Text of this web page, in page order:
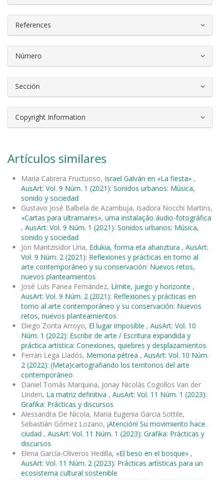
References
Número
Sección
Copyright Information
Artículos similares
María Cabrera Fructuoso, Israel Galván en «La fiesta» ,
AusArt: Vol. 9 Núm. 1 (2021): Sonidos urbanos: Música,
sonido y sociedad
Gustavo José Balbela de Azambuja, Isadora Nocchi Martins,
«Cartas para ultramares», uma instalação áudio-fotográfica
, AusArt: Vol. 9 Núm. 1 (2021): Sonidos urbanos: Música,
sonido y sociedad
Jon Mantzisidor Uria, Edukia, forma eta ahanztura , AusArt:
Vol. 9 Núm. 2 (2021): Reflexiones y prácticas en torno al
arte contemporáneo y su conservación: Nuevos retos,
nuevos planteamientos
José Luis Panea Fernández, Límite, juego y horizonte ,
AusArt: Vol. 9 Núm. 2 (2021): Reflexiones y prácticas en
torno al arte contemporáneo y su conservación: Nuevos
retos, nuevos planteamientos
Diego Zorita Arroyo, El lugar imposible , AusArt: Vol. 10
Núm. 1 (2022): Escribir de arte / Escritura expandida y
práctica artística: Conexiones, quiebres y desplazamientos
Ferran Lega Lladós, Memoria pétrea , AusArt: Vol. 10 Núm.
2 (2022): (Meta)cartografiando los territorios del arte
contemporáneo
Daniel Tomás Marquina, Jonay Nicolás Cogollos Van der
Linden, La matriz definitiva , AusArt: Vol. 11 Núm. 1 (2023):
Grafika: Prácticas y discursos
Alessandra De Nicola, Maria Eugenia Garcia Sottile,
Sebastián Gómez Lozano, ¡Atención! Su movimiento hace
ciudad , AusArt: Vol. 11 Núm. 1 (2023): Grafika: Prácticas y
discursos
Elena García-Oliveros Hedilla, «El beso en el bosque» ,
AusArt: Vol. 11 Núm. 2 (2023): Prácticas artísticas para un
ecosistema cultural sostenible